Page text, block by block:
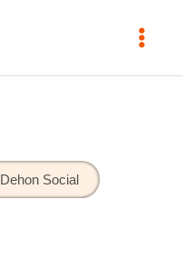
Dehon Social